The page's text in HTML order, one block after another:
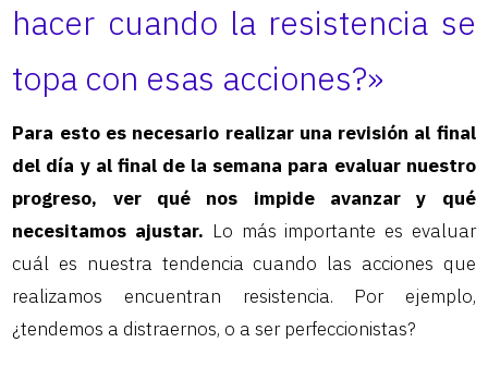
hacer cuando la resistencia se
topa con esas acciones?»
Para esto es necesario realizar una revisión al final
del día y al final de la semana para evaluar nuestro
progreso, ver qué nos impide avanzar y qué
necesitamos ajustar. Lo más importante es evaluar
cuál es nuestra tendencia cuando las acciones que
realizamos encuentran resistencia. Por ejemplo,
¿tendemos a distraernos, o a ser perfeccionistas?